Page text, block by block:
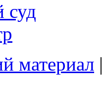
суд
материал